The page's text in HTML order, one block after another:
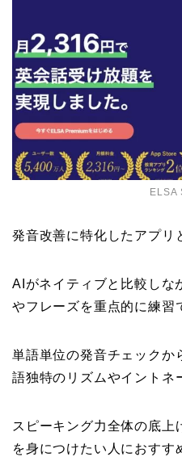
ELSA
発音改善に特化したアプリ
AIがネイティブと比較しな
やフレーズを重点的に練習
単語単位の発音チェックか
語独特のリズムやイントネ
スピーキング力全体の底上
を身につけたい人におすす